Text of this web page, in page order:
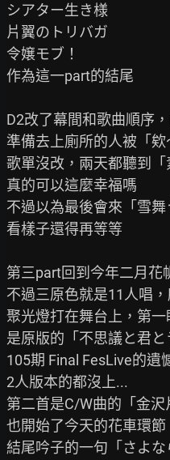
シアター生き様
片翼のトリバガ
令嬢モブ！
作為這一part的結尾
D2改了幕間和歌曲順序
準備去上廁所的人被「
歌單沒改，兩天都聽到「
真的可以這麼幸福嗎
不過以為最後會來「雪舞
看樣子還得再等等
第三part回到今年二月花
不過三原色就是11人唱
聚光燈打在舞台上，第一
是原版的「不思議と君と
105期 Final FesLive的遺
2人版本的都沒上...
第二首是C/W曲的「金沢
也開始了今天的花車環節
結尾吟子的一句「さよな